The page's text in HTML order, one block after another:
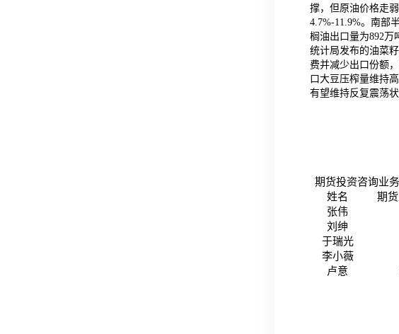
撑，但原油价格走
4.7%-11.9%。南部
榈油出口量为892万
统计局发布的油菜
费并减少出口份额
口大豆压榨量维持
有望维持反复震荡状
期货投资咨询业
姓名
期
张伟
刘绅
于瑞光
李小薇
卢意